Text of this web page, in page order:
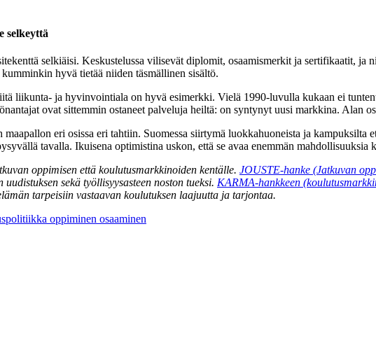
selkeyttä
selkiäisi. Keskustelussa vilisevät diplomit, osaamismerkit ja sertifikaatit,
hyvä tietää niiden täsmällinen sisältö.
liikunta- ja hyvinvointiala on hyvä esimerkki. Vielä 1990-luvulla kukaan ei
ovat sittemmin ostaneet palveluja heiltä: on syntynyt uusi markkina. Alan
eri osissa eri tahtiin. Suomessa siirtymä luokkahuoneista ja kampuksilta
tavalla. Ikuisena optimistina uskon, että se avaa enemmän mahdollisuuksia
oppimisen että koulutusmarkkinoiden kentälle. JOUSTE-hanke (Jatkuvan
sekä työllisyysasteen noston tueksi. KARMA-hankkeen
tarpeisiin vastaavan koulutuksen laajuutta ja tarjontaa.
oppiminen osaaminen